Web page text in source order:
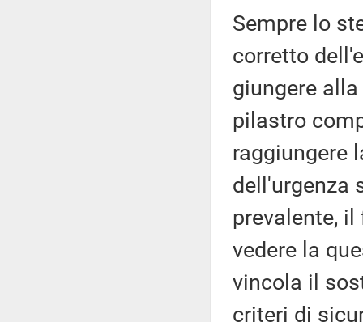
Sempre lo
corretto
giungere
pilastro
raggiungere
dell'urgenza
prevalente,
vedere la
vincola il
criteri di